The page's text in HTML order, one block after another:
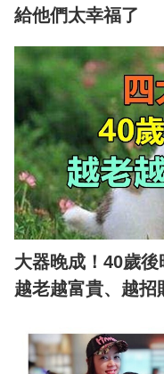
給他們太幸福了
大器晚成！40歲
越老越富貴、越招